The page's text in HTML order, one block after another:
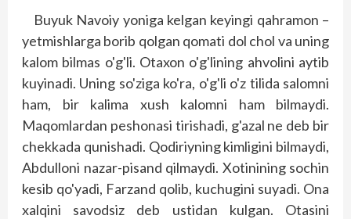
Buyuk Navoiy yoniga kelgan keyingi qahramon –
yetmishlarga borib qolgan qomati dol chol va uning
kalom bilmas o'g'li. Otaxon o'g'lining ahvolini aytib
kuyinadi. Uning so'ziga ko'ra, o'g'li o'z tilida salomni
ham, bir kalima xush kalomni ham bilmaydi.
Maqomlardan peshonasi tirishadi, g'azal ne deb bir
chekkada qunishadi. Qodiriyning kimligini bilmaydi,
Abdulloni nazar-pisand qilmaydi. Xotinining sochin
kesib qo'yadi, Farzand qolib, kuchugini suyadi. Ona
xalqini savodsiz deb ustidan kulgan. Otasini